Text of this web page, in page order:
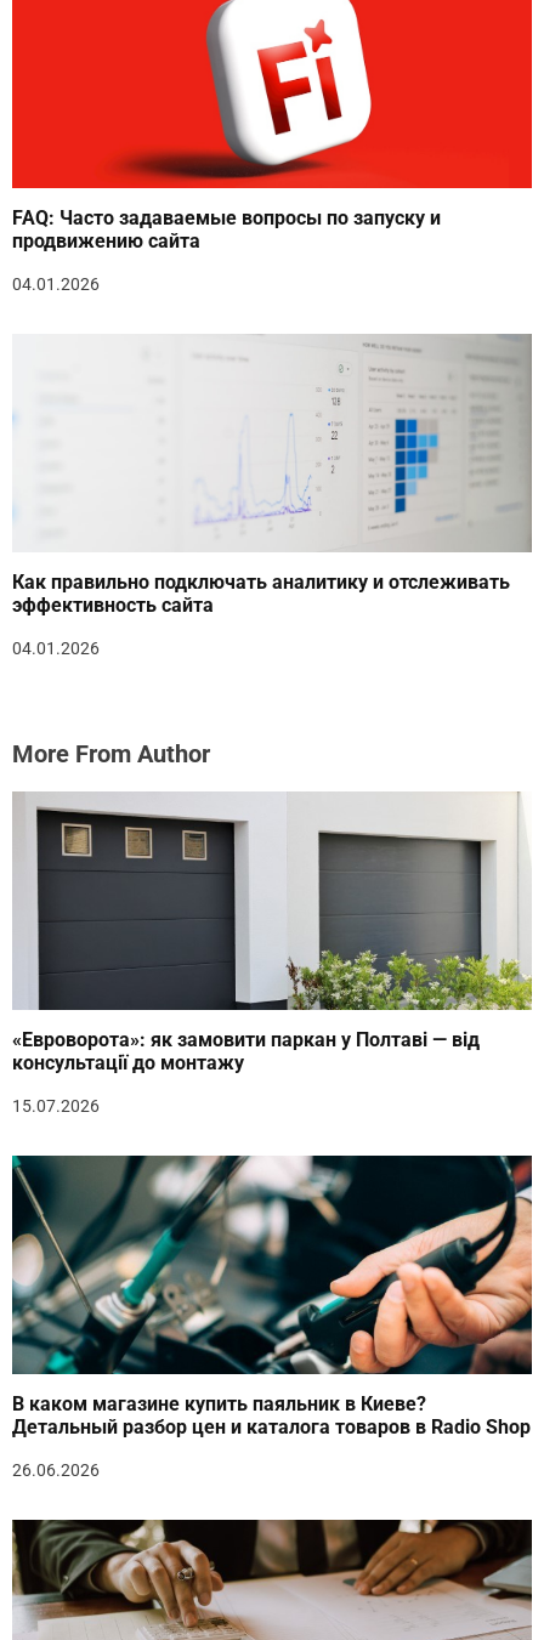
FAQ: Часто задаваемые вопросы по запуску и
продвижению сайта
04.01.2026
Как правильно подключать аналитику и отслеживать
эффективность сайта
04.01.2026
More From Author
«Евроворота»: як замовити паркан у Полтаві — від
консультації до монтажу
15.07.2026
В каком магазине купить паяльник в Киеве?
Детальный разбор цен и каталога товаров в Radio Shop
26.06.2026